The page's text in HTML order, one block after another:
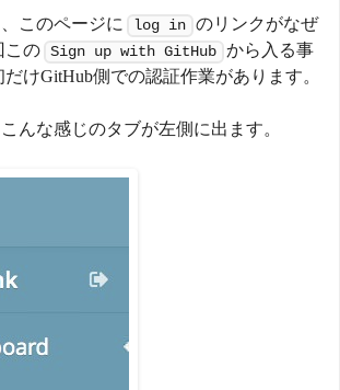
このページに log in のリンクがなぜ
この Sign up with GitHub から入る事
けGitHub側での認証作業があります。
んな感じのタブが左側に出ます。